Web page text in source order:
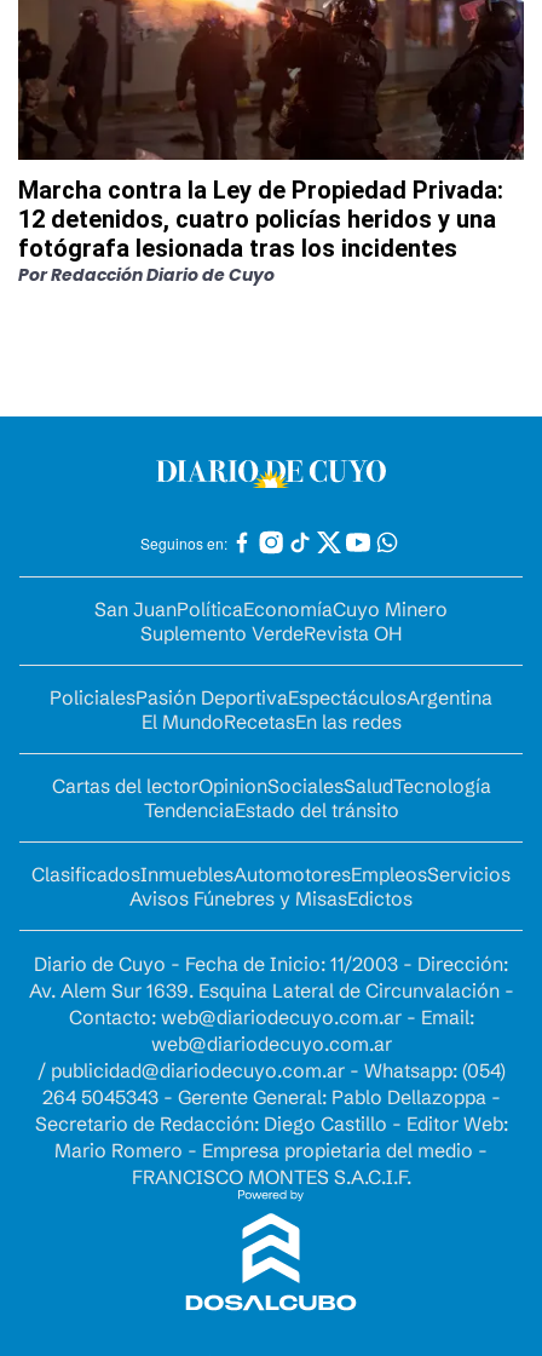
Marcha contra la Ley de Propiedad Privada:
12 detenidos, cuatro policías heridos y una
fotógrafa lesionada tras los incidentes
PorRedacción Diario de Cuyo
Seguinos en:
San JuanPolíticaEconomíaCuyo Minero
Suplemento VerdeRevista OH
PolicialesPasión DeportivaEspectáculosArgentina
El MundoRecetasEn las redes
Cartas del lectorOpinionSocialesSaludTecnología
TendenciaEstado del tránsito
ClasificadosInmueblesAutomotoresEmpleosServicios
Avisos Fúnebres y MisasEdictos
Diario de Cuyo - Fecha de Inicio: 11/2003 - Dirección:
Av. Alem Sur 1639. Esquina Lateral de Circunvalación -
Contacto: web@diariodecuyo.com.ar- Email:
web@diariodecuyo.com.ar
/ publicidad@diariodecuyo.com.ar- Whatsapp: (054)
264 5045343 - Gerente General: Pablo Dellazoppa -
Secretario de Redacción: Diego Castillo - Editor Web:
Mario Romero - Empresa propietaria del medio -
FRANCISCO MONTES S.A.C.I.F.